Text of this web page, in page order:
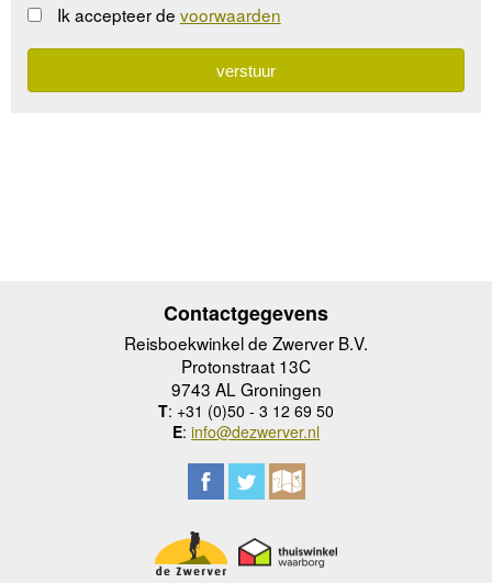
Ik accepteer de voorwaarden
Contactgegevens
Reisboekwinkel de Zwerver B.V.
Protonstraat 13C
9743 AL Groningen
T: +31 (0)50 - 3 12 69 50
E: info@dezwerver.nl